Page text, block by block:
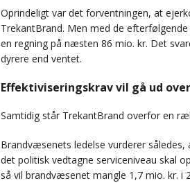
Oprindeligt var det forventningen, at
TrekantBrand. Men med de
en regning på næsten 86 mio. kr. Det
dyrere end ventet.
Effektiviseringskrav vil gå ud
Samtidig står TrekantBrand overfor en
Brandvæsenets ledelse vurderer således,
det politisk vedtagne serviceniveau skal
så vil brandvæsenet mangle 1,7 mio. kr. i